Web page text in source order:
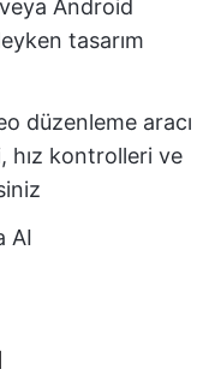
Android
tasarım
düzenleme aracı
hız kontrolleri ve
AI